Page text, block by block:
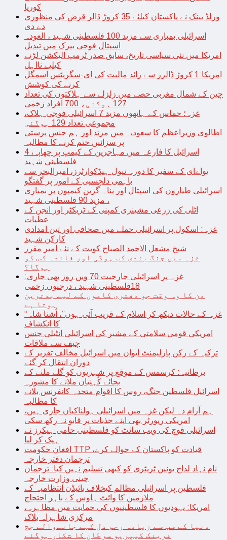
کوریا
ورلڈ بینک نے پاکستان کیلئے 35 کروڑ ڈالر قرض کی منظوری
دے دی
اسرائیلی بمباری سے مزید 100 فلسطینی شہید ، العودہ
اسپتال فوجی بیرک میں تبدیل
امریکا میں نئی سیاسی تاریخ، سابق صدر ٹرمپ الیکشن لڑنے
کیلیے نااہل
امریکا:1 کروڑ ڈالرز سے زائد مالیت کی ای-سگریٹس اسمگل
کرنے کی کوشش
چین کے شمال مغربی حصے میں زلزلے سے ہلاکتوں کی تعداد
127 ہوگئی، 700 افراد زخمی
غزہ؛ حماس کے ہاتھوں مزید 7 اسرائیلی فوجی ہلاک،
مجموعی تعداد 129 ہوگئی
اطالوی وزیراعظم کا سعودیہ میں مرتد اور ہم جنس پرستی
پر سزائیں ختم کرنے کا مطالبہ
اسرائیل کا فارعہ میں مہاجرین کے کیمپ پر چھاپہ، 4
فلسطینی شہید
یواےای کے سفیر کا دورہ نیول ہیڈکوارٹرز، امیرالبحر سے
باہمی دلچسپی کے امور پر گفتگو
اسرائیلی طیاروں کی اسپتال اور پناہ گزین کیمپوں پر بمباری
، مزید 90 فلسطینی شہید
اٹلی کی زرعی مشینری کمپنی کے ٹریکٹر اور انجن کے
عطیات
غزہ: اسکول پر اسرائیلی حملے میں صحافی اور تین امدادی
کارکن شہید
شیخ مشعل الاحمد الصباح کویت کے نئے امیر مقرر
غزہ میں جنگ بندی کب ہوگی اور فائدہ کس کو
ہوگا؟
غزہ پر اسرائیلی جارحیت 70 ویں روز بھی جاری:
18فلسطینی شہید ، درجنوں زخمی
دن کا وہ وقت جو دفتری کاموں کے لیے بدترین
ہوتا ہے
“غزہ کے حالات دیکھ کر اسلام کے قریب آئی ہوں”، اُشنا شاہ
کا انکشاف
امریکی قومی سلامتی کے مشیر کی اسرائیلی انٹیلی جنس
چیف سے ملاقات
ترکیہ کے رکن پارلیمنٹ ایوان میں اسرائیل مخالف تقریر کے
دوران انتقال کر گئے
برطانیہ: کرسمس کے موقع پر شہریوں کو گلے ملنے کے
بجائے کُہنیاں ملانے کا مشورہ
اسرائیل فلسطین جنگ، روس کا اقوام متحدہ کانفرنس بلانے
کا مطالبہ
ہم آرام دہ لیکن غزہ میں اسرائیلی ہولناکیاں جاری ہیں،
امریکی رپورٹر بھی اپنے جذبات پر قابو نہ رکھ سکی
اسرائیلی فوج کی ویب سائٹ کو فلسطینی حامی ہیکرز نے
ہیک کر لیا
افغان حکومت TTP قیادت کو پاکستان کے حوالے کرے،
ترجمان دفتر خارجہ
نام نہاد لداخ یونین ٹریٹری کو کبھی تسلیم نہیں کیا: ترجمان
چینی وزارت خارجہ
فلسطین پر اسرائیلی مظالم کیخلاف بائیڈن انتظامیہ کے
ملازمین کا وائٹ ہاوس کے باہر احتجاج
امریکا: یہودیوں کا فلسطینیوں کی حمایت میں مظاہرہ،
مرکزی شاہراہ بلاک
دنیا کے سب سے زیادہ رحم دل کہے جانےوالے جج
فرینک کیپریو سرطان کا شکار ہوگئے